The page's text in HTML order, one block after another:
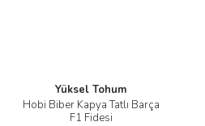
Yüksel Tohum
Hobi Biber Kapya Tatlı Barça
F1 Fidesi